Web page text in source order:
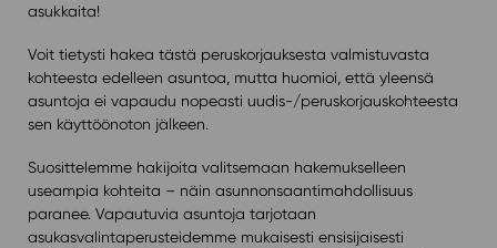
asukkaita!
Voit tietysti hakea tästä peruskorjauksesta valmistuvasta
kohteesta edelleen asuntoa, mutta huomioi, että yleensä
asuntoja ei vapaudu nopeasti uudis-/peruskorjauskohteesta
sen käyttöönoton jälkeen.
Suosittelemme hakijoita valitsemaan hakemukselleen
useampia kohteita – näin asunnonsaantimahdollisuus
paranee. Vapautuvia asuntoja tarjotaan
asukasvalintaperusteidemme mukaisesti ensisijaisesti